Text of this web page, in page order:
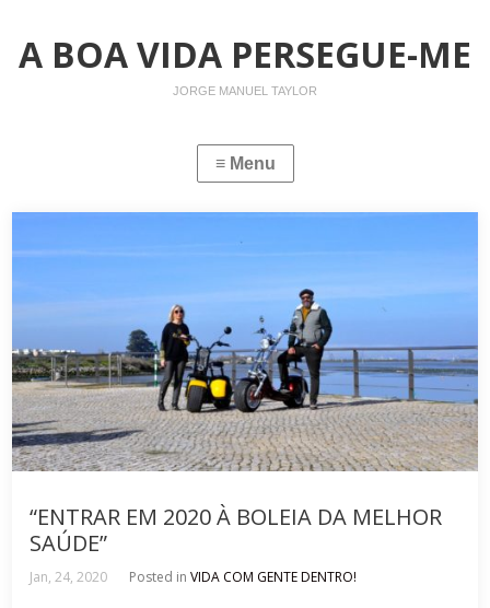
A BOA VIDA PERSEGUE-ME
JORGE MANUEL TAYLOR
“ENTRAR EM 2020 À BOLEIA DA MELHOR
SAÚDE”
Jan, 24, 2020 Posted inVIDA COM GENTE DENTRO!